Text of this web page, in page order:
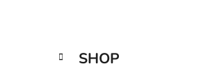
e
Preskočiť
kategórie
K
a
SHOP